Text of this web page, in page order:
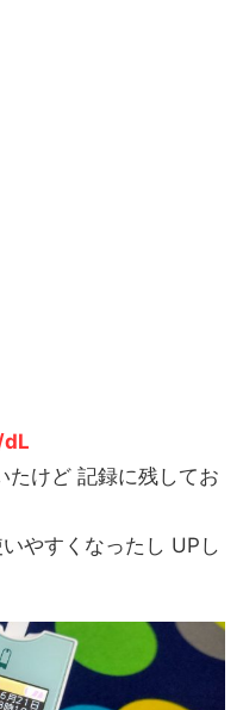
dL
たけど 記録に残してお
やすくなったし UPし